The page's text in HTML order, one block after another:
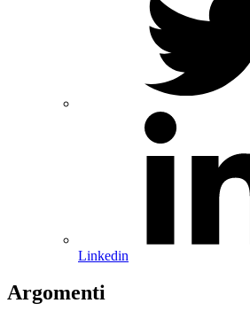
Linkedin
Argomenti